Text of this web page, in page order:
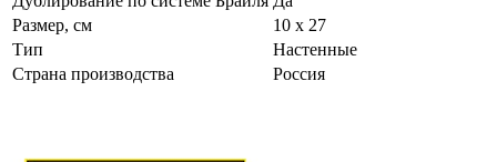
Размер, см
10 x 27
Тип
Настенные
Страна производства
Россия